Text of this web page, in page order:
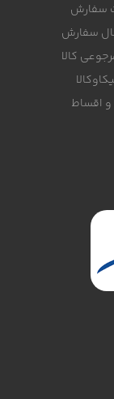
سفارش
سفارش
کالا
و اقساط